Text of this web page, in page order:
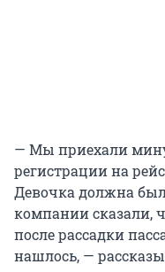
— Мы приехали
регистрации на
Девочка должна
компании сказали,
после рассадки
нашлось, —